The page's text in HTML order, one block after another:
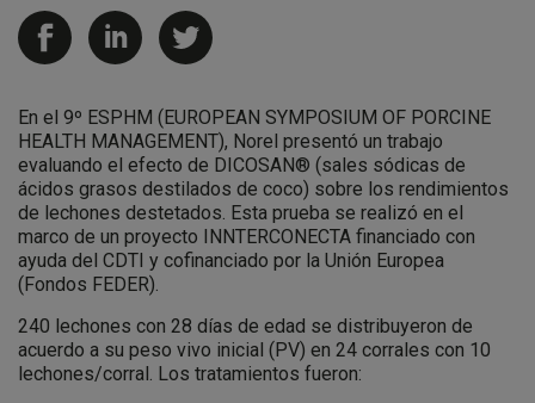
En el 9º ESPHM (EUROPEAN SYMPOSIUM OF PORCINE
HEALTH MANAGEMENT), Norel presentó un trabajo
evaluando el efecto de DICOSAN® (sales sódicas de
ácidos grasos destilados de coco) sobre los rendimientos
de lechones destetados. Esta prueba se realizó en el
marco de un proyecto INNTERCONECTA financiado con
ayuda del CDTI y cofinanciado por la Unión Europea
(Fondos FEDER).
240 lechones con 28 días de edad se distribuyeron de
acuerdo a su peso vivo inicial (PV) en 24 corrales con 10
lechones/corral. Los tratamientos fueron: